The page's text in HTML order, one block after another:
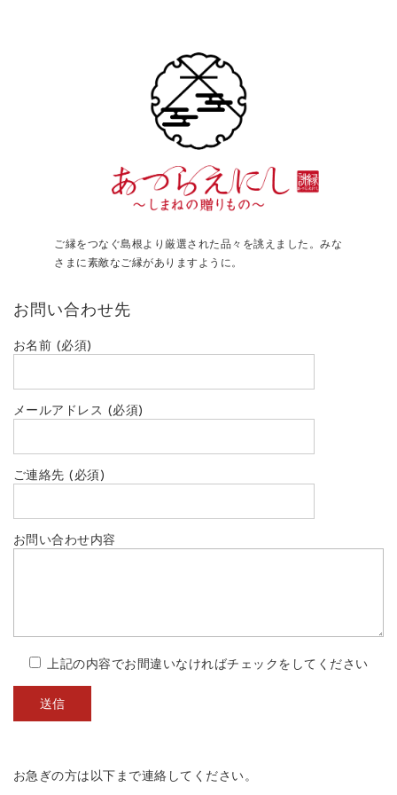
ご縁をつなぐ島根より厳選された品々を誂えました。みな
さまに素敵なご縁がありますように。
お問い合わせ先
お名前 (必須)
メールアドレス (必須)
ご連絡先 (必須)
お問い合わせ内容
上記の内容でお間違いなければチェックをしてください
お急ぎの方は以下まで連絡してください。